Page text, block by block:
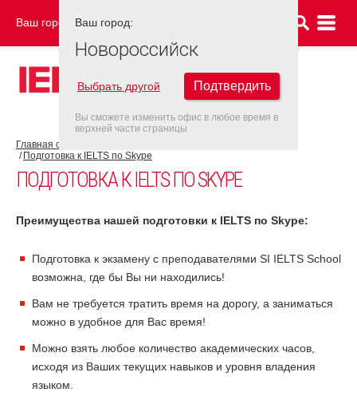
Ваш город: НОВОРОССИЙСК
Главная страница
Подготовка к IELTS по Skype
ПОДГОТОВКА К IELTS ПО SKYPE
Преимущества нашей подготовки к IELTS по Skype:
Подготовка к экзамену с преподавателями SI IELTS School
возможна, где бы Вы ни находились!
Вам не требуется тратить время на дорогу, а заниматься
можно в удобное для Вас время!
Можно взять любое количество академических часов,
исходя из Ваших текущих навыков и уровня владения
языком.
Ваш город:
Новороссийск
Выбрать другой Подтвердить
Вы сможете изменить офис в любое время в
верхней части страницы